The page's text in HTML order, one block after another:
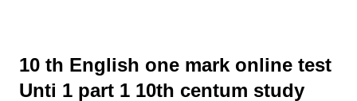
10 th English one mark online test
Unti 1 part 1 10th centum study